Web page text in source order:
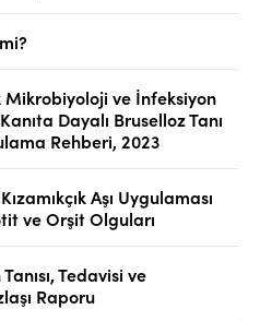
Mikrobiyoloji ve İnfeksiyon
Dayalı Bruselloz Tanı
Rehberi, 2023
Aşı Uygulaması
ve Orşit Olguları
Tedavisi ve
Raporu